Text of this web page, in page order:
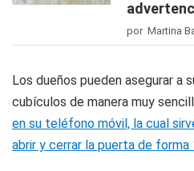
por Martina
Los dueños pueden asegurar a
cubículos de manera muy
en su teléfono móvil, la cual
abrir y cerrar la puerta de forma